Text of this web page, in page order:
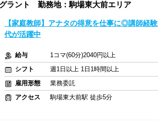
ラント 勤務地：駒場東大前エリア
【家庭教師】アナタの得意を仕事に◎講師経
代が活躍中
給与
1コマ(60分)2040円以上
シフト
週1日以上 1日1時間以上
雇用形態
業務委託
アクセス
駒場東大前駅 徒歩5分